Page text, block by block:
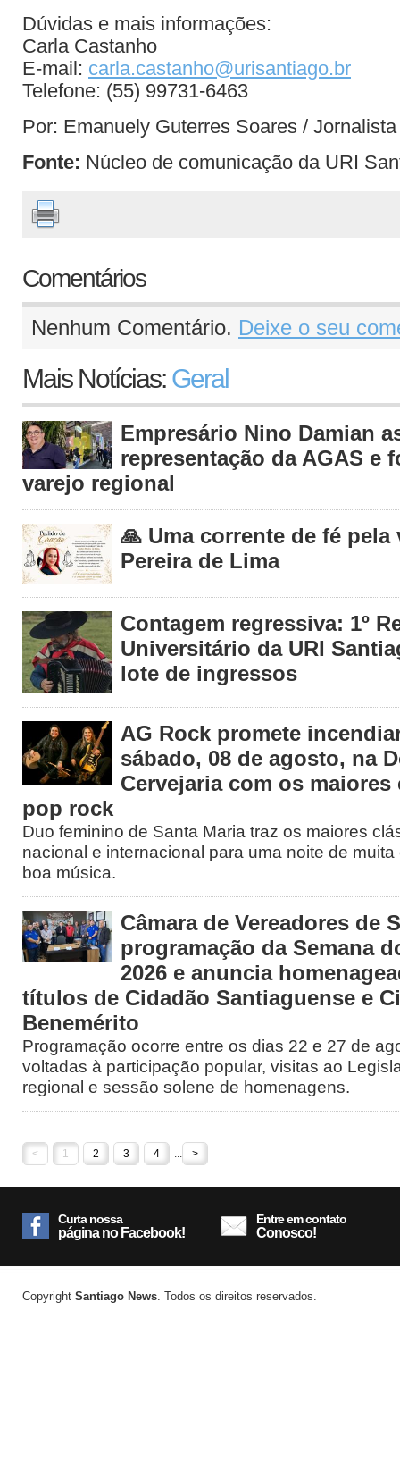
Dúvidas e mais informações:
Carla Castanho
E-mail: carla.castanho@urisantiago.br
Telefone: (55) 99731-6463
Por: Emanuely Guterres Soares /
Fonte: Núcleo de comunicação da URI
Comentários
Nenhum Comentário. Deixe o seu
Mais Notícias: Geral
Empresário Nino Damian
representação da AGAS e
varejo regional
🙏 Uma corrente de fé pela
Pereira de Lima
Contagem regressiva: 1º
Universitário da URI
lote de ingressos
AG Rock promete
sábado, 08 de agosto, na
Cervejaria com os
pop rock
Duo feminino de Santa Maria traz os maiores
nacional e internacional para uma noite de
boa música.
Câmara de Vereadores de
programação da Semana
2026 e anuncia
títulos de Cidadão Santiaguense e
Benemérito
Programação ocorre entre os dias 22 e 27 de
voltadas à participação popular, visitas ao
regional e sessão solene de homenagens.
< 1 2 3 4 ... >
Curta nossa
página no Facebook!
Entre em contato
Conosco!
Copyright Santiago News. Todos os direitos reservados.